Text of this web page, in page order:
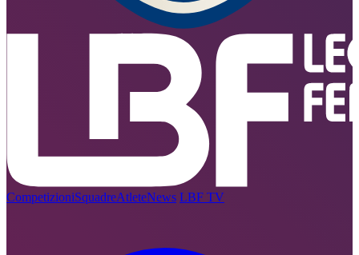
CompetizioniSquadreAtleteNews LBF TV